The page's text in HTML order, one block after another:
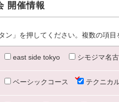
開催情報
ン」を押してください。複数の項目
east side tokyo シモジマ名
ベーシックコース テクニカ